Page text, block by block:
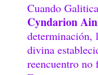
Cuando
Cyndarion
determinación,
divina
reencuentro no